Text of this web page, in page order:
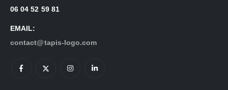
06 04 52 59 81
EMAIL:
contact@tapis-logo.com